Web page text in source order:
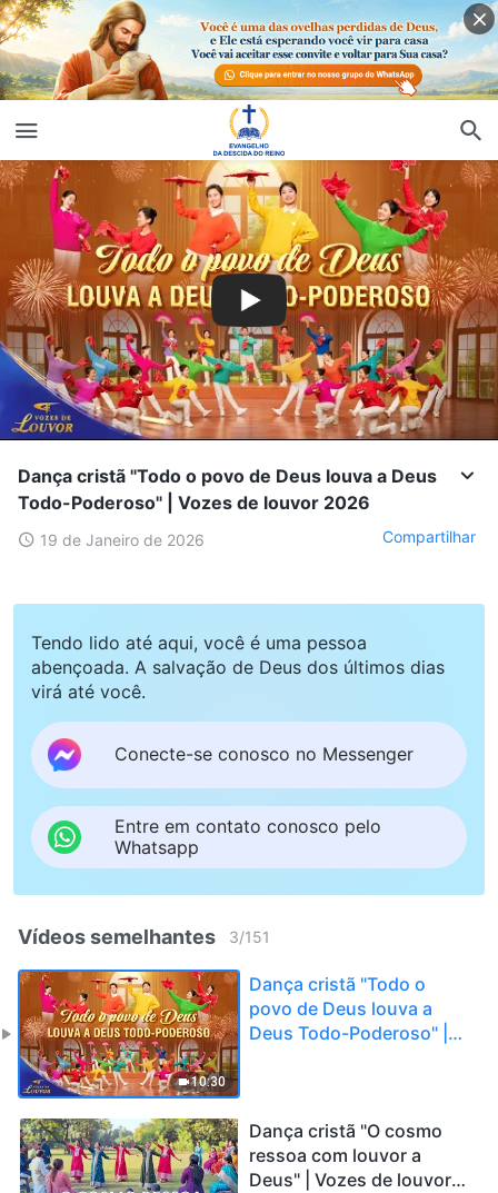
Dança cristã "Todo o povo de Deus louva a Deus
Todo-Poderoso" | Vozes de louvor 2026
19 de Janeiro de 2026 Compartilhar
Tendo lido até aqui, você é uma pessoa
abençoada. A salvação de Deus dos últimos dias
virá até você.
Conecte-se conosco no Messenger
Entre em contato conosco pelo
Whatsapp
Vídeos semelhantes 3/151
10:30
Dança cristã "Todo o
povo de Deus louva a
Deus Todo-Poderoso" |
Dança cristã "O cosmo
ressoa com louvor a
Deus" | Vozes de louvor